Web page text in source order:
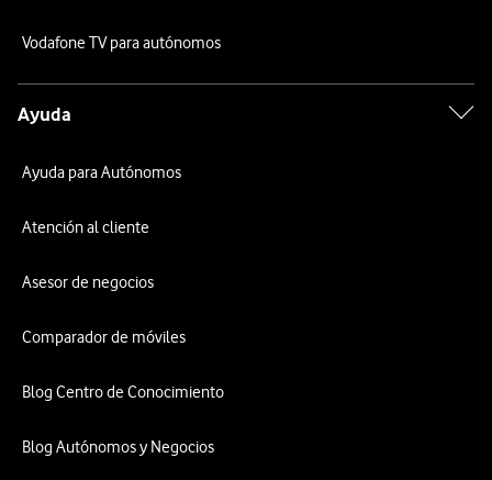
Vodafone TV para autónomos
Ayuda
Ayuda para Autónomos
Atención al cliente
Asesor de negocios
Comparador de móviles
Blog Centro de Conocimiento
Blog Autónomos y Negocios